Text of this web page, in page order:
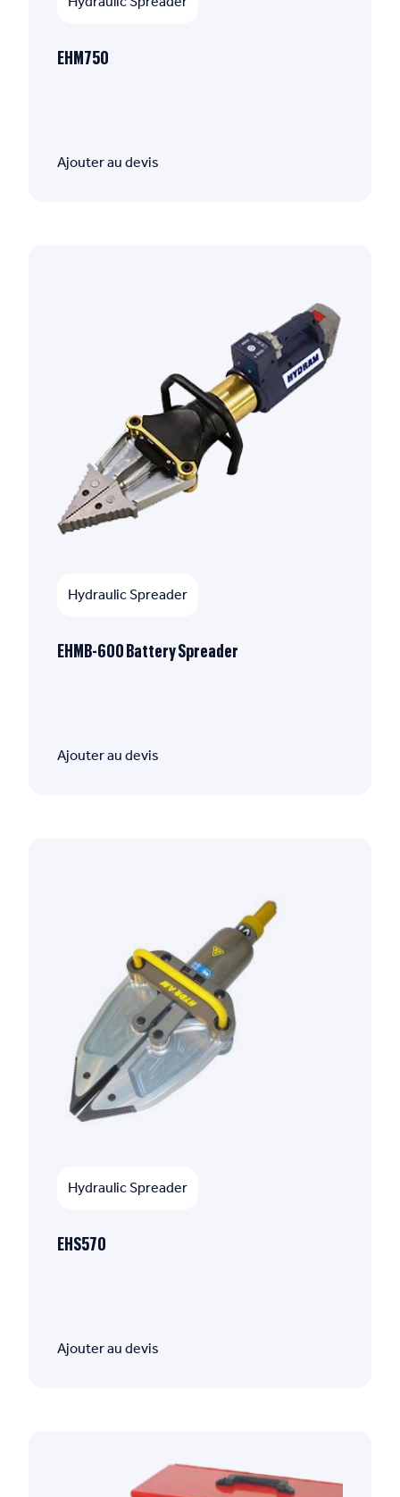
EHM750
Ajouter au devis
Hydraulic Spreader
EHMB-600 Battery Spreader
Ajouter au devis
Hydraulic Spreader
EHS570
Ajouter au devis